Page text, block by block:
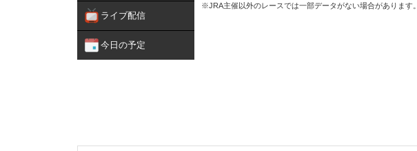
ライブ配信
今日の予定
※JRA主催以外のレースでは一部データがない場合があります。